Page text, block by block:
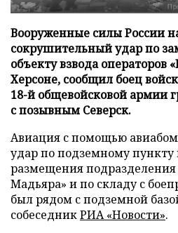
Вооруженные силы России
сокрушительный удар по
объекту взвода операторов
Херсоне, сообщил боец
18-й общевойсковой армии
с позывным Северск.
Авиация с помощью
удар по подземному пункту
размещения
Мадьяра» и по складу с
был рядом с подземной
собеседникРИА «Новости».